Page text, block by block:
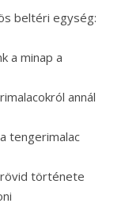
beltéri egység:
a minap a
annál
tengerimalac
története